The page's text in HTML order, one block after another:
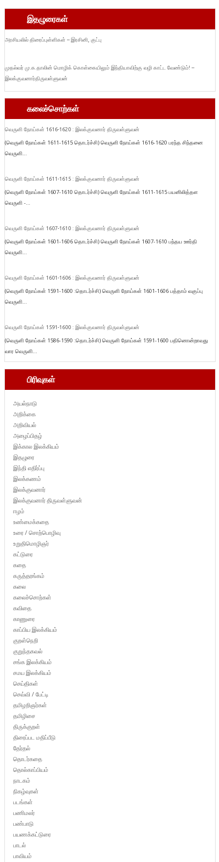
இதழுரைகள்
அரசியலில் திரைப்புள்ளிகள் – இரசினி, குட்பு
முதல்வர் மு.க.தாலின் மொழிக் கொள்கையிலும் இந்தியாவிற்கு வழி காட்ட வேண்டும்! –
இலக்குவனார்திருவள்ளுவன்
கலைச்சொற்கள்
வெருளி நோய்கள் 1616-1620 : இலக்குவனார் திருவள்ளுவன்
(வெருளி நோய்கள் 1611-1615 தொடர்ச்சி) வெருளி நோய்கள் 1616-1620 பரந்த சிந்தனை
வெருளி...
வெருளி நோய்கள் 1611-1615 : இலக்குவனார் திருவள்ளுவன்
(வெருளி நோய்கள் 1607-1610 தொடர்ச்சி) வெருளி நோய்கள் 1611-1615 பயனிலித்தள
வெருளி -...
வெருளி நோய்கள் 1607-1610 : இலக்குவனார் திருவள்ளுவன்
(வெருளி நோய்கள் 1601-1606 தொடர்ச்சி) வெருளி நோய்கள் 1607-1610 பந்தய ஊர்தி
வெருளி...
வெருளி நோய்கள் 1601-1606 : இலக்குவனார் திருவள்ளுவன்
(வெருளி நோய்கள் 1591-1600 :தொடர்ச்சி) வெருளி நோய்கள் 1601-1606 பத்தாம் வகுப்பு
வெருளி...
வெருளி நோய்கள் 1591-1600 : இலக்குவனார் திருவள்ளுவன்
(வெருளி நோய்கள் 1586-1590 :தொடர்ச்சி) வெருளி நோய்கள் 1591-1600 பதினொன்றாவது
வார வெருளி...
பிரிவுகள்
அயல்நாடு
அறிக்கை
அறிவியல்
அழைப்பிதழ்
இக்கால இலக்கியம்
இதழுரை
இந்தி எதிர்ப்பு
இலக்கணம்
இலக்குவனார்
இலக்குவனார் திருவள்ளுவன்
ஈழம்
உண்மைக்கதை
உரை / சொற்பொழிவு
உறுதிமொழிஞர்
கட்டுரை
கதை
கருத்தரங்கம்
கலை
கலைச்சொற்கள்
கவிதை
காணுரை
காப்பிய இலக்கியம்
குறள்நெறி
குறுந்தகவல்
சங்க இலக்கியம்
சமய இலக்கியம்
செய்திகள்
செவ்வி / பேட்டி
தமிழறிஞர்கள்
தமிழிசை
திருக்குறள்
திரைப்பட மதிப்பீடு
தேர்தல்
தொடர்கதை
தொல்காப்பியம்
நாடகம்
நிகழ்வுகள்
படங்கள்
பணிமலர்
பண்பாடு
பயணக்கட்டுரை
பாடல்
பாவியம்